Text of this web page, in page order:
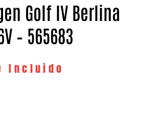
Golf IV Berlina
– 565683
Incluido